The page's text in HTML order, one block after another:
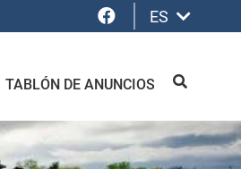
Facebook
ES
TABLÓN DE ANUNCIOS BUSCAR